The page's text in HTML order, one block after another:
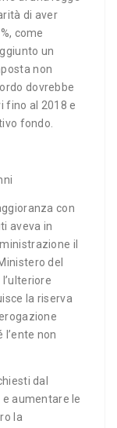
di aver
come
un
non
dovrebbe
fino al 2018 e
fondo.
con
aveva in
il
del
la riserva
non
dal
aumentare le
la